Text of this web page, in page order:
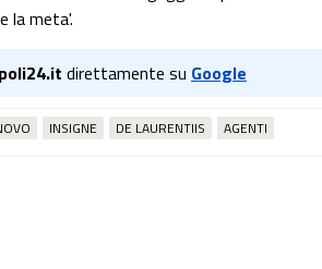
la meta'.
direttamente su Google
INSIGNE DE LAURENTIIS AGENTI